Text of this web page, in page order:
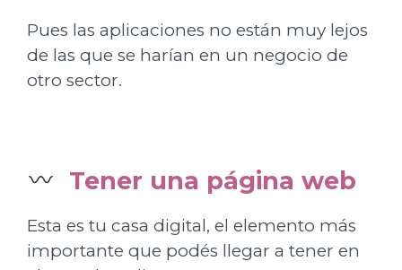
Pues las aplicaciones no están muy lejos
de las que se harían en un negocio de
otro sector.
Tener una página web
Esta es tu casa digital, el elemento más
importante que podés llegar a tener en